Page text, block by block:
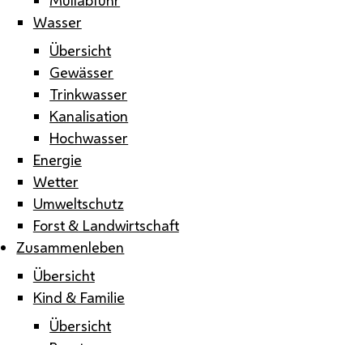
Wasser
Übersicht
Gewässer
Trinkwasser
Kanalisation
Hochwasser
Energie
Wetter
Umweltschutz
Forst & Landwirtschaft
Zusammenleben
Übersicht
Kind & Familie
Übersicht